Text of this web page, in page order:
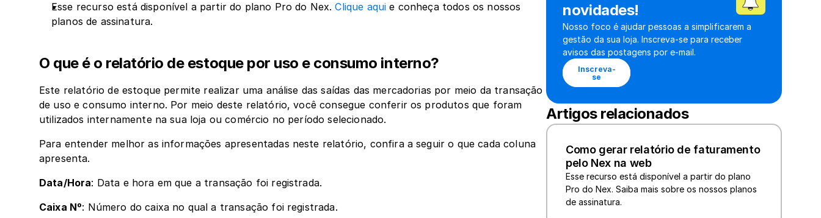
Esse recurso está disponível a partir do plano Pro do Nex. Clique aqui e conheça todos os nossos
planos de assinatura.
O que é o relatório de estoque por uso e consumo interno?
Este relatório de estoque permite realizar uma análise das saídas das mercadorias por meio da transação
de uso e consumo interno. Por meio deste relatório, você consegue conferir os produtos que foram
utilizados internamente na sua loja ou comércio no período selecionado.
Para entender melhor as informações apresentadas neste relatório, confira a seguir o que cada coluna
apresenta.
Data/Hora: Data e hora em que a transação foi registrada.
Caixa Nº: Número do caixa no qual a transação foi registrada.
novidades!
Nosso foco é ajudar pessoas a simplificarem a
gestão da sua loja. Inscreva-se para receber
avisos das postagens por e-mail.
Inscreva-
se
Artigos relacionados
Como gerar relatório de faturamento
pelo Nex na web
Esse recurso está disponível a partir do plano
Pro do Nex. Saiba mais sobre os nossos planos
de assinatura.